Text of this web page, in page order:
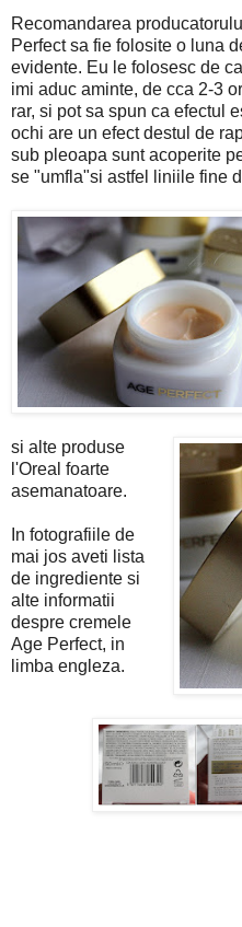
Recomandarea
Perfect sa fie folosite o luna
evidente. Eu le folosesc de
imi aduc aminte, de cca 2-3
rar, si pot sa spun ca efectul
ochi are un efect destul de
sub pleoapa sunt acoperite
se "umfla"si astfel liniile fine
si alte produse
l'Oreal foarte
asemanatoare.
In fotografiile de
mai jos aveti lista
de ingrediente si
alte informatii
despre cremele
Age Perfect, in
limba engleza.